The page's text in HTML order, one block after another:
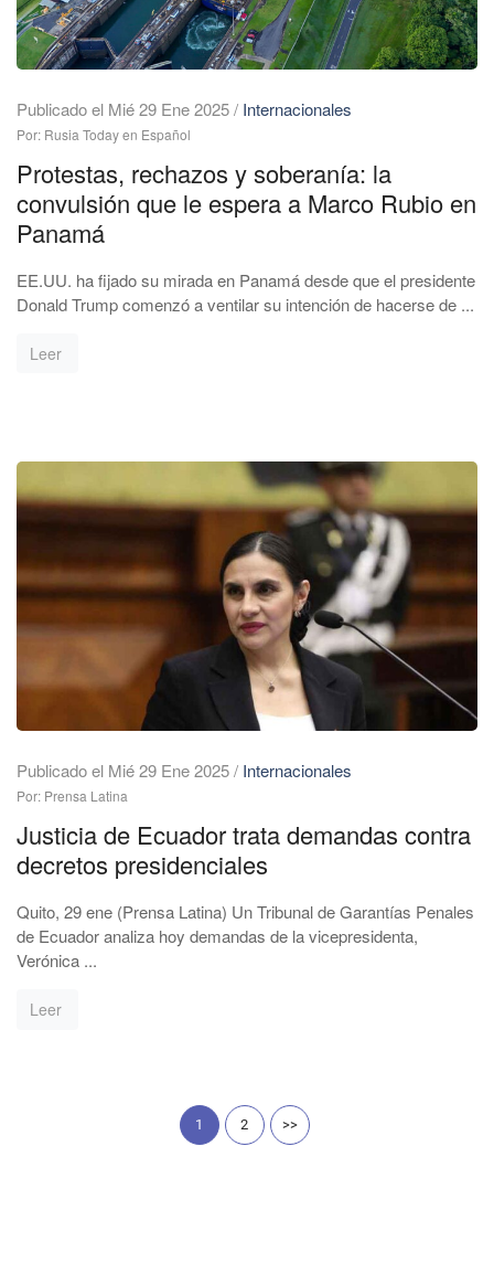
Publicado el Mié 29 Ene 2025/ Internacionales
Por: Rusia Today en Español
Protestas, rechazos y soberanía: la
convulsión que le espera a Marco Rubio en
Panamá
EE.UU. ha fijado su mirada en Panamá desde que el presidente
Donald Trump comenzó a ventilar su intención de hacerse de ...
Leer
Publicado el Mié 29 Ene 2025/ Internacionales
Por: Prensa Latina
Justicia de Ecuador trata demandas contra
decretos presidenciales
Quito, 29 ene (Prensa Latina) Un Tribunal de Garantías Penales
de Ecuador analiza hoy demandas de la vicepresidenta,
Verónica ...
Leer
1 2 >>